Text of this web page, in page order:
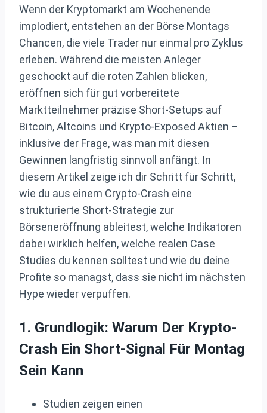
Wenn der Kryptomarkt am Wochenende
implodiert, entstehen an der Börse Montags
Chancen, die viele Trader nur einmal pro Zyklus
erleben. Während die meisten Anleger
geschockt auf die roten Zahlen blicken,
eröffnen sich für gut vorbereitete
Marktteilnehmer präzise Short‑Setups auf
Bitcoin, Altcoins und Krypto‑Exposed Aktien –
inklusive der Frage, was man mit diesen
Gewinnen langfristig sinnvoll anfängt. In
diesem Artikel zeige ich dir Schritt für Schritt,
wie du aus einem Crypto‑Crash eine
strukturierte Short‑Strategie zur
Börseneröffnung ableitest, welche Indikatoren
dabei wirklich helfen, welche realen Case
Studies du kennen solltest und wie du deine
Profite so managst, dass sie nicht im nächsten
Hype wieder verpuffen.
1. Grundlogik: Warum Der Krypto-
Crash Ein Short-Signal Für Montag
Sein Kann
Studien zeigen einen